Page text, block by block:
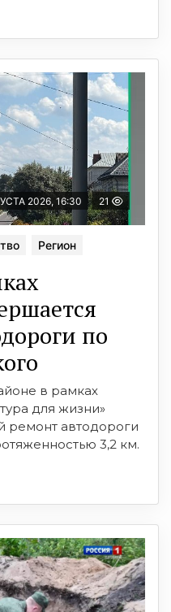
2026, 16:30 21
Регион
по
в рамках
для жизни»
ремонт автодороги
3,2 км.